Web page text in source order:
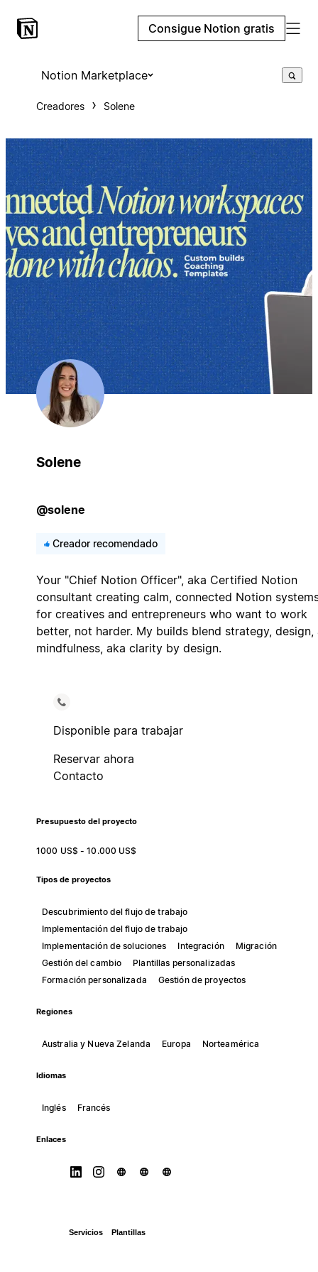
Consigue Notion gratis
Notion Marketplace
Creadores Solene
Solene
@solene
Creador recomendado
Your "Chief Notion Officer", aka Certified Notion
consultant creating calm, connected Notion
for creatives and entrepreneurs who want to work
better, not harder. My builds blend strategy, design,
mindfulness, aka clarity by design.
Disponible para trabajar
Reservar ahora
Contacto
Presupuesto del proyecto
1000 US$ - 10.000 US$
Tipos de proyectos
Descubrimiento del flujo de trabajo
Implementación del flujo de trabajo
Implementación de soluciones
Integración
Migración
Gestión del cambio
Plantillas personalizadas
Formación personalizada
Gestión de proyectos
Regiones
Australia y Nueva Zelanda Europa Norteamérica
Idiomas
Inglés Francés
Enlaces
Servicios Plantillas